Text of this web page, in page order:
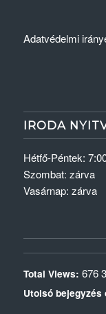
Adatvédelmi
IRODA
Hétfő-Péntek:
Szombat: zárva
Vasárnap: zárva
Total Views: 676
Utolsó bejegyzés